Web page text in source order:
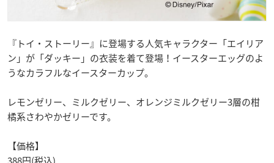
『トイ・ストーリー』に登場する人気キャラクター「エイリア
ン」が「ダッキー」の衣装を着て登場！イースターエッグのよ
うなカラフルなイースターカップ。
レモンゼリー、ミルクゼリー、オレンジミルクゼリー3層の柑
橘系さわやかゼリーです。
【価格】